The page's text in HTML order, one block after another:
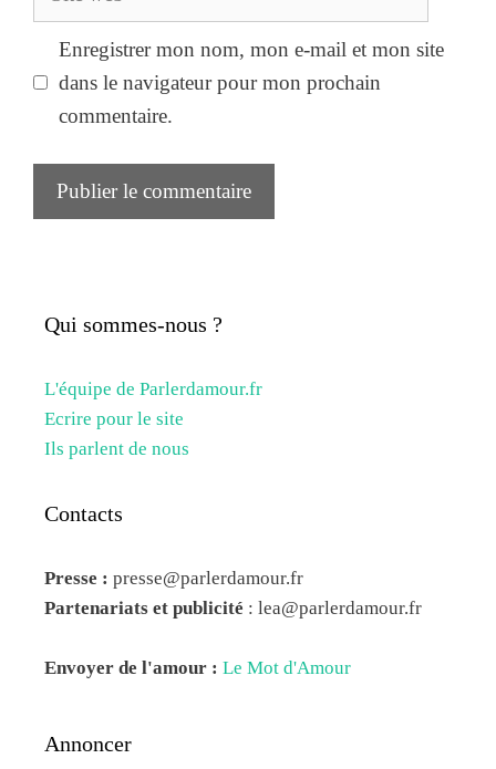
Enregistrer mon nom, mon e-mail et mon site
dans le navigateur pour mon prochain
commentaire.
Qui sommes-nous ?
L'équipe de Parlerdamour.fr
Ecrire pour le site
Ils parlent de nous
Contacts
Presse : presse@parlerdamour.fr
Partenariats et publicité : lea@parlerdamour.fr
Envoyer de l'amour : Le Mot d'Amour
Annoncer